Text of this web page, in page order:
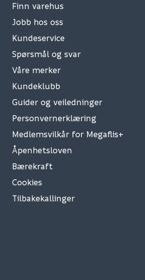
Finn varehus
Jobb hos oss
Kundeservice
Spørsmål og svar
Våre merker
Kundeklubb
Guider og veiledninger
Personvernerklæring
Medlemsvilkår for Megaflis+
Åpenhetsloven
Bærekraft
Cookies
Tilbakekallinger